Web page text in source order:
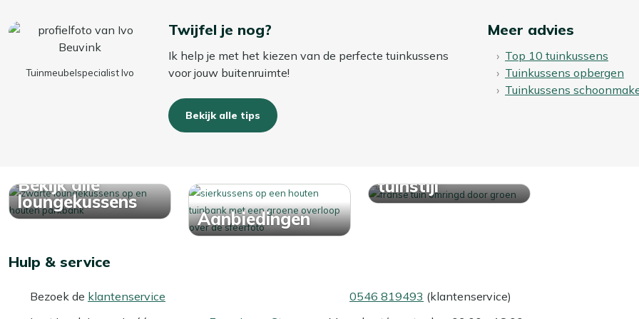
Tuinmeubelspecialist Ivo
Twijfel je nog?
Ik help je met het kiezen van de perfecte tuinkussens
voor jouw buitenruimte!
Bekijk alle tips
Meer advies
Top 10 tuinkussens
Tuinkussens opbergen
Tuinkussens
Bekijk alle
loungekussens
Aanbiedingen
tuinstijl
Hulp & service
Bezoek de klantenservice
0546 819493 (klantenservice)